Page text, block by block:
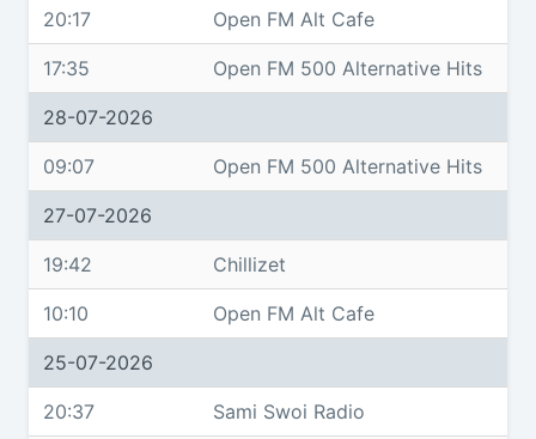
20:17 Open FM Alt Cafe
17:35 Open FM 500 Alternative Hits
28-07-2026
09:07 Open FM 500 Alternative Hits
27-07-2026
19:42 Chillizet
10:10 Open FM Alt Cafe
25-07-2026
20:37 Sami Swoi Radio